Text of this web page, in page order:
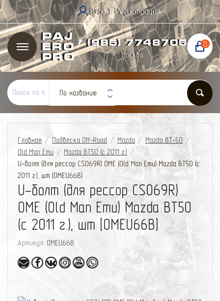
Вход | Регистрация
Paj
ero
Pro
+7 (985) 7748705
Москва
0
По названию
Главная / Подвеска Off-Road / Mazda / Mazda BT-50 /
Old Man Emu / Mazda BT50 (с 2011 г.) /
U-болт (для рессор CS069R) OME (Old Man Emu) Mazda BT50 (с
2011 г.), шт [OMEU66B]
U-болт (для рессор CS069R)
OME (Old Man Emu) Mazda BT50
(с 2011 г.), шт [OMEU66B]
Артикул: OMEU66B